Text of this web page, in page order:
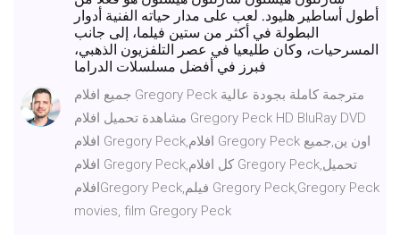
أطول أساطير هليود. لعب على مدار حياته الفنية أدوار
البطولة في أكثر من ستين فيلما، إلى جانب
المسرحيات، وكان طليعيا في عصر التلفزيون الذهبي،
فبرز في أفضل مسلسلات الدراما
جميع افلام Gregory Peck مترجمة كاملة بجودة عالية
مشاهدة تحميل افلام Gregory Peck HD BluRay DVD
افلام Gregory Peck,افلام Gregory Peck اون ين,جميع
افلام Gregory Peck,كل افلام Gregory Peck,تحميل
افلامGregory Peck,فيلم Gregory Peck,Gregory Peck
movies, film Gregory Peck